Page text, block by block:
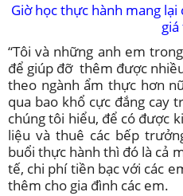
Giờ học thực hành mang
“Tôi và những anh em
để giúp đỡ thêm được
theo ngành ẩm thực hơn
qua bao khổ cực đắng cay
chúng tôi hiểu, để có được
liệu và thuê các bếp
buổi thực hành thì đó là cả
tế, chi phí tiền bạc với các
thêm cho gia đình các em.